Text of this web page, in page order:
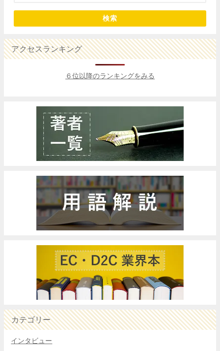
検索
アクセスランキング
６位以降のランキングをみる
カテゴリー
インタビュー